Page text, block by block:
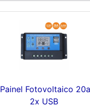
Fotovoltaico
2x USB